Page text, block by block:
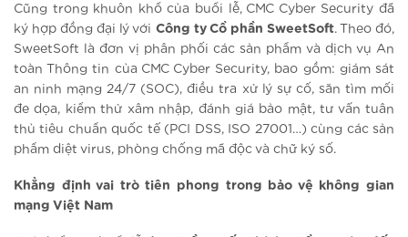
Cũng trong khuôn khổ của buổi lễ, CMC Cyber Security đã
ký hợp đồng đại lý với Công ty Cổ phần SweetSoft. Theo đó,
SweetSoft là đơn vị phân phối các sản phẩm và dịch vụ An
toàn Thông tin của CMC Cyber Security, bao gồm: giám sát
an ninh mạng 24/7 (SOC), điều tra xử lý sự cố, săn tìm mối
đe dọa, kiểm thử xâm nhập, đánh giá bảo mật, tư vấn tuân
thủ tiêu chuẩn quốc tế (PCI DSS, ISO 27001…) cùng các sản
phẩm diệt virus, phòng chống mã độc và chữ ký số.
Khẳng định vai trò tiên phong trong bảo vệ không gian
mạng Việt Nam